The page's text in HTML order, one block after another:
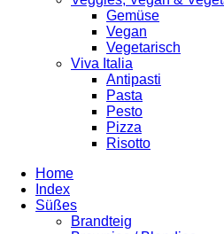
Gemüse
Vegan
Vegetarisch
Viva Italia
Antipasti
Pasta
Pesto
Pizza
Risotto
Home
Index
Süßes
Brandteig